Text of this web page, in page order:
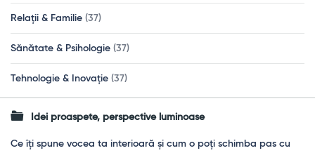
Relații & Familie (37)
Sănătate & Psihologie (37)
Tehnologie & Inovație (37)
Idei proaspete, perspective luminoase
Ce îți spune vocea ta interioară și cum o poți schimba pas cu